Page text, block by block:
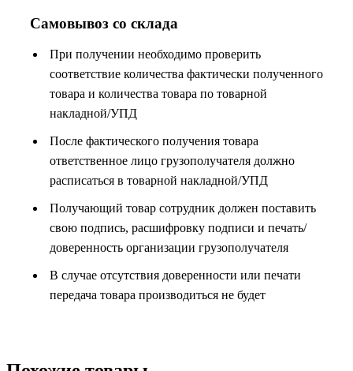
Самовывоз со склада
При получении необходимо проверить
соответствие количества фактически полученного
товара и количества товара по товарной
накладной/УПД
После фактического получения товара
ответственное лицо грузополучателя должно
расписаться в товарной накладной/УПД
Получающий товар сотрудник должен поставить
свою подпись, расшифровку подписи и печать/
доверенность организации грузополучателя
В случае отсутствия доверенности или печати
передача товара производиться не будет